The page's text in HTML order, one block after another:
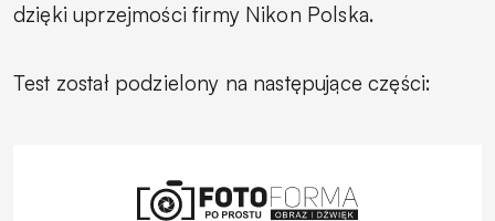
dzięki uprzejmości firmy Nikon Polska.
Test został podzielony na następujące części: